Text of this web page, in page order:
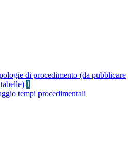
di procedimento (da pubblicare
1
tempi procedimentali